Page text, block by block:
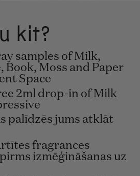
kit?
samples of Milk,
Book, Moss and Paper
Space
2ml drop-in of Milk
palīdzēs jums atklāt
fragrances
izmēģināšanas uz